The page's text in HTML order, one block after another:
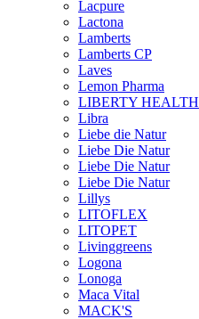
Lacpure
Lactona
Lamberts
Lamberts CP
Laves
Lemon Pharma
LIBERTY HEALTH
Libra
Liebe die Natur
Liebe Die Natur
Liebe Die Natur
Liebe Die Natur
Lillys
LITOFLEX
LITOPET
Livinggreens
Logona
Lonoga
Maca Vital
MACK'S